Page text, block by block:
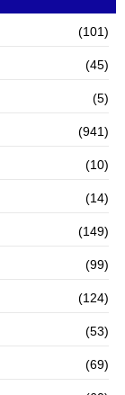
(101)
(45)
(5)
(941)
(10)
(14)
(149)
(99)
(124)
(53)
(69)